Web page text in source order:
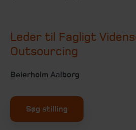
Leder til Fagligt
Outsourcing
Beierholm Aalborg
Søg stilling